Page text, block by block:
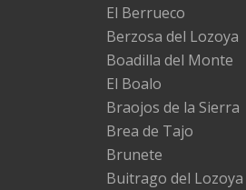
El Berrueco
Berzosa del Lozoya
Boadilla del Monte
El Boalo
Braojos de la Sierra
Brea de Tajo
Brunete
Buitrago del Lozoya